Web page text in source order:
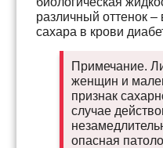
различный оттенок –
сахара в крови
Примечание.
женщин и
признак
случае
опасная